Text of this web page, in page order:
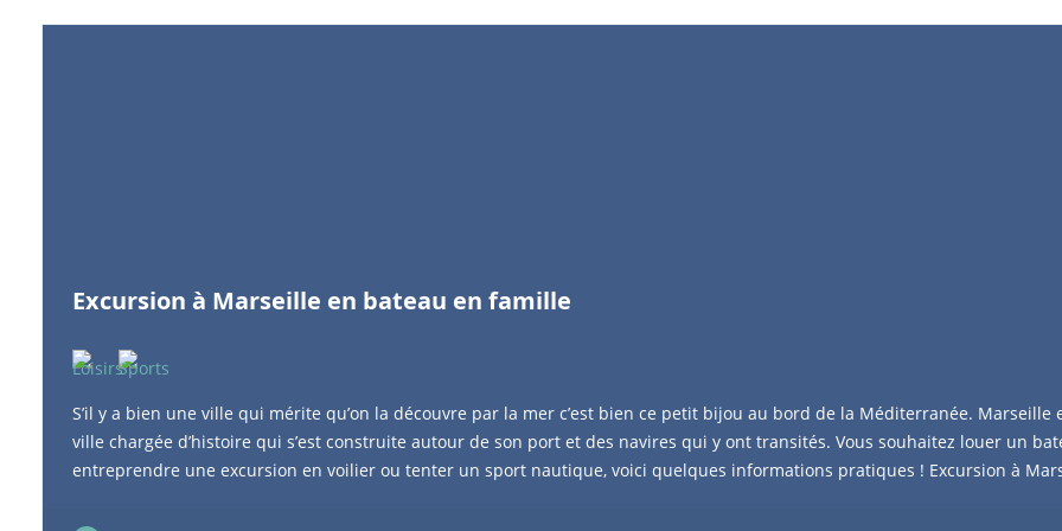
Excursion à Marseille en bateau en famille
S’il y a bien une ville qui mérite qu’on la découvre par la mer c’est bien ce petit bijou au bord de la Méditerranée. Marseille
ville chargée d’histoire qui s’est construite autour de son port et des navires qui y ont transités. Vous souhaitez louer un
entreprendre une excursion en voilier ou tenter un sport nautique, voici quelques informations pratiques ! Excursion à